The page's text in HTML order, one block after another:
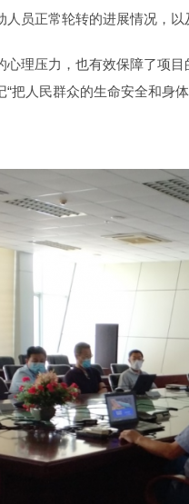
员正常轮转的进展情况，
理压力，也有效保障了项
把人民群众的生命安全和身